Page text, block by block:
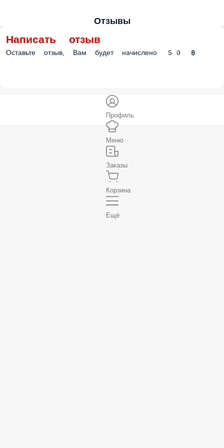
Отзывы
Написать отзыв
Оставьте отзыв, Вам будет начислено 50 ฿
Профиль
Меню
Заказы
Корзина
Ещё